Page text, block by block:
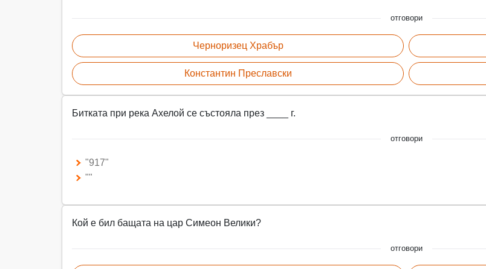
отговори
Черноризец Храбър
Константин Преславски
Битката при река Ахелой се състояла през ____ г.
отговори
"917"
""
Кой е бил бащата на цар Симеон Велики?
отговори